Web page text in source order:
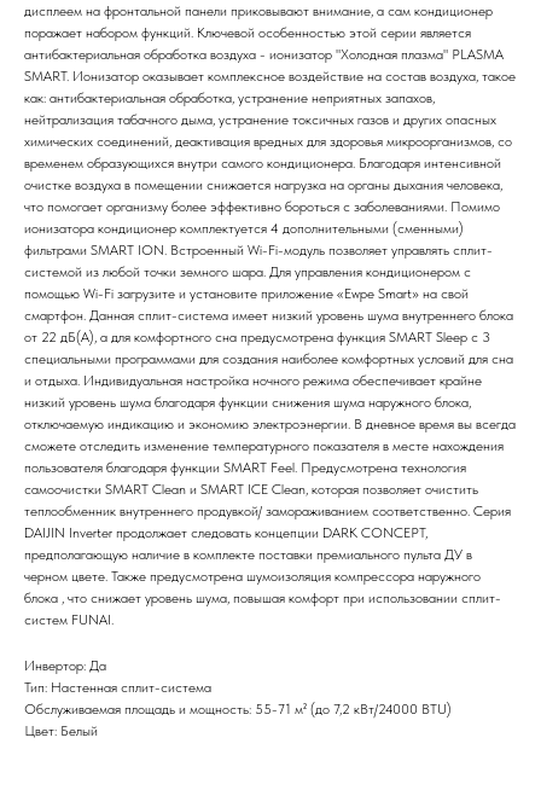
дисплеем на фронтальной панели приковывают внимание, а сам кондиционер
поражает набором функций. Ключевой особенностью этой серии является
антибактериальная обработка воздуха - ионизатор "Холодная плазма" PLASMA
SMART. Ионизатор оказывает комплексное воздействие на состав воздуха, такое
как: антибактериальная обработка, устранение неприятных запахов,
нейтрализация табачного дыма, устранение токсичных газов и других опасных
химических соединений, деактивация вредных для здоровья микроорганизмов, со
временем образующихся внутри самого кондиционера. Благодаря интенсивной
очистке воздуха в помещении снижается нагрузка на органы дыхания человека,
что помогает организму более эффективно бороться с заболеваниями. Помимо
ионизатора кондиционер комплектуется 4 дополнительными (сменными)
фильтрами SMART ION. Встроенный Wi-Fi-модуль позволяет управлять сплит-
системой из любой точки земного шара. Для управления кондиционером с
помощью Wi-Fi загрузите и установите приложение «Ewpe Smart» на свой
смартфон. Данная сплит-система имеет низкий уровень шума внутреннего блока
от 22 дБ(А), а для комфортного сна предусмотрена функция SMART Sleep с 3
специальными программами для создания наиболее комфортных условий для сна
и отдыха. Индивидуальная настройка ночного режима обеспечивает крайне
низкий уровень шума благодаря функции снижения шума наружного блока,
отключаемую индикацию и экономию электроэнергии. В дневное время вы всегда
сможете отследить изменение температурного показателя в месте нахождения
пользователя благодаря функции SMART Feel. Предусмотрена технология
самоочистки SMART Clean и SMART ICE Clean, которая позволяет очистить
теплообменник внутреннего продувкой/ замораживанием соответственно. Серия
DAIJIN Inverter продолжает следовать концепции DARK CONCEPT,
предполагающую наличие в комплекте поставки премиального пульта ДУ в
черном цвете. Также предусмотрена шумоизоляция компрессора наружного
блока , что снижает уровень шума, повышая комфорт при использовании сплит-
систем FUNAI.
Инвертор: Да
Тип: Настенная сплит-система
Обслуживаемая площадь и мощность: 55-71 м² (до 7,2 кВт/24000 BTU)
Цвет: Белый